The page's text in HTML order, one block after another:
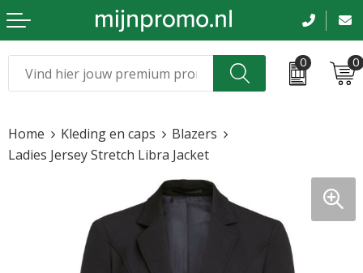
0 0
Kleding & caps
Werkkleding
Tassen en reizen
Sinterklaas
Home Kleding en caps
Blazers
Ladies Jersey Stretch Libra Jacket